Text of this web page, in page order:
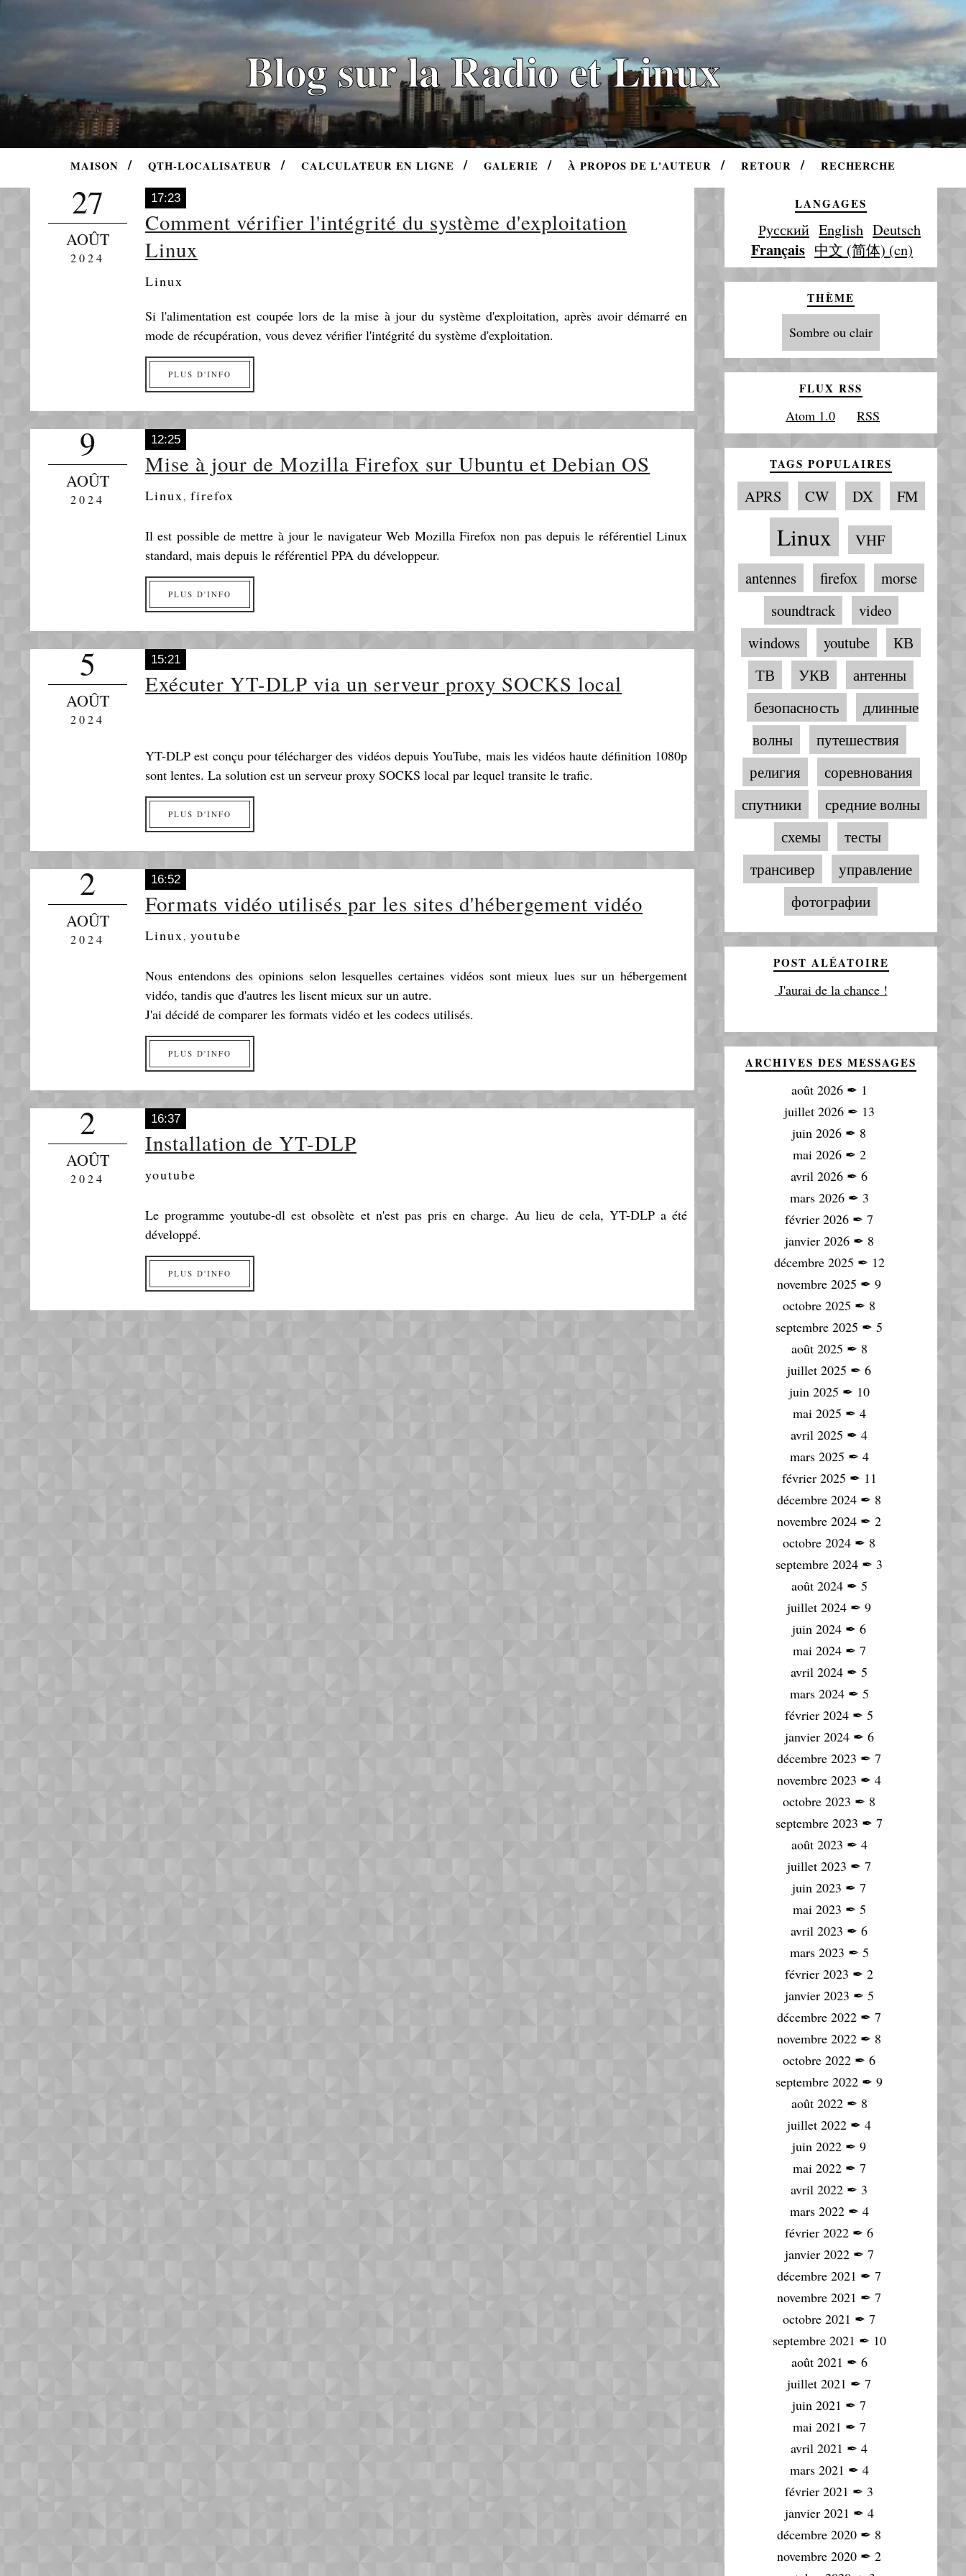
Blog sur la Radio et Linux
MAISON QTH-LOCALISATEUR CALCULATEUR EN LIGNE GALERIE À PROPOS DE L'AUTEUR RETOUR RECHERCHE
27
AOÛT
2024
17:23
Comment vérifier l'intégrité du système d'exploitation
Linux
Linux
Si l'alimentation est coupée lors de la mise à jour du système d'exploitation, après avoir démarré en
mode de récupération, vous devez vérifier l'intégrité du système d'exploitation.
PLUS D'INFO
9
AOÛT
2024
12:25
Mise à jour de Mozilla Firefox sur Ubuntu et Debian OS
Linux, firefox
Il est possible de mettre à jour le navigateur Web Mozilla Firefox non pas depuis le référentiel Linux
standard, mais depuis le référentiel PPA du développeur.
PLUS D'INFO
5
AOÛT
2024
15:21
Exécuter YT-DLP via un serveur proxy SOCKS local
YT-DLP est conçu pour télécharger des vidéos depuis YouTube, mais les vidéos haute définition 1080p
sont lentes. La solution est un serveur proxy SOCKS local par lequel transite le trafic.
PLUS D'INFO
2
AOÛT
2024
16:52
Formats vidéo utilisés par les sites d'hébergement vidéo
Linux, youtube
Nous entendons des opinions selon lesquelles certaines vidéos sont mieux lues sur un hébergement
vidéo, tandis que d'autres les lisent mieux sur un autre.
J'ai décidé de comparer les formats vidéo et les codecs utilisés.
PLUS D'INFO
2
AOÛT
2024
16:37
Installation de YT-DLP
youtube
Le programme youtube-dl est obsolète et n'est pas pris en charge. Au lieu de cela, YT-DLP a été
développé.
PLUS D'INFO
LANGAGES
Русский English Deutsch
Français 中文 (简体) (cn)
THÈME
Sombre ou clair
FLUX RSS
Atom 1.0 RSS
TAGS POPULAIRES
APRS CW DX FM
Linux
VHF
antennes
firefox
morse
soundtrack
video
windows
youtube
КВ
ТВ
УКВ
антенны
безопасность
длинные
волны
путешествия
религия
соревнования
спутники
средние волны
схемы
тесты
трансивер
управление
фотографии
POST ALÉATOIRE
J'aurai de la chance !
ARCHIVES DES MESSAGES
août 2026✒ 1
juillet 2026✒ 13
juin 2026 ✒ 8
mai 2026✒ 2
avril 2026 ✒ 6
mars 2026✒ 3
février 2026 ✒ 7
janvier 2026✒ 8
décembre 2025 ✒ 12
novembre 2025 ✒ 9
octobre 2025 ✒ 8
septembre 2025 ✒ 5
août 2025 ✒ 8
juillet 2025 ✒ 6
juin 2025 ✒ 10
mai 2025 ✒ 4
avril 2025 ✒ 4
mars 2025 ✒ 4
février 2025 ✒ 11
décembre 2024 ✒ 8
novembre 2024 ✒ 2
octobre 2024 ✒ 8
septembre 2024 ✒ 3
août 2024✒ 5
juillet 2024 ✒ 9
juin 2024 ✒ 6
mai 2024✒ 7
avril 2024 ✒ 5
mars 2024✒ 5
février 2024 ✒ 5
janvier 2024✒ 6
décembre 2023 ✒ 7
novembre 2023 ✒ 4
octobre 2023 ✒ 8
septembre 2023 ✒ 7
août 2023 ✒ 4
juillet 2023 ✒ 7
juin 2023 ✒ 7
mai 2023 ✒ 5
avril 2023 ✒ 6
mars 2023 ✒ 5
février 2023 ✒ 2
janvier 2023 ✒ 5
décembre 2022 ✒ 7
novembre 2022 ✒ 8
octobre 2022 ✒ 6
septembre 2022 ✒ 9
août 2022✒ 8
juillet 2022 ✒ 4
juin 2022 ✒ 9
mai 2022✒ 7
avril 2022 ✒ 3
mars 2022✒ 4
février 2022 ✒ 6
janvier 2022✒ 7
décembre 2021 ✒ 7
novembre 2021 ✒ 7
octobre 2021 ✒ 7
septembre 2021 ✒ 10
août 2021 ✒ 6
juillet 2021 ✒ 7
juin 2021 ✒ 7
mai 2021 ✒ 7
avril 2021 ✒ 4
mars 2021 ✒ 4
février 2021 ✒ 3
janvier 2021 ✒ 4
décembre 2020 ✒ 8
novembre 2020 ✒ 2